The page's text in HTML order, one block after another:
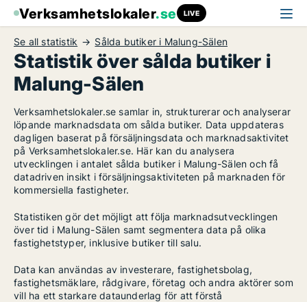
Verksamhetslokaler.se LIVE
Se all statistik Sålda butiker i Malung-Sälen
Statistik över sålda butiker i
Malung-Sälen
Verksamhetslokaler.se samlar in, strukturerar och analyserar
löpande marknadsdata om sålda butiker. Data uppdateras
dagligen baserat på försäljningsdata och marknadsaktivitet
på Verksamhetslokaler.se. Här kan du analysera
utvecklingen i antalet sålda butiker i Malung-Sälen och få
datadriven insikt i försäljningsaktiviteten på marknaden för
kommersiella fastigheter.
Statistiken gör det möjligt att följa marknadsutvecklingen
över tid i Malung-Sälen samt segmentera data på olika
fastighetstyper, inklusive butiker till salu.
Data kan användas av investerare, fastighetsbolag,
fastighetsmäklare, rådgivare, företag och andra aktörer som
vill ha ett starkare dataunderlag för att förstå